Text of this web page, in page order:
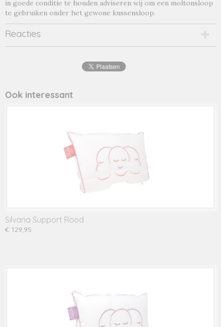
in goede conditie te houden adviseren wij om een moltonsloop
te gebruiken onder het gewone kussensloop.
Reacties
Ook interessant
Silvana Support Rood
€ 129,95